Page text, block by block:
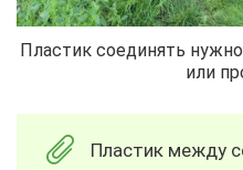
Пластик соединять
или
Пластик между